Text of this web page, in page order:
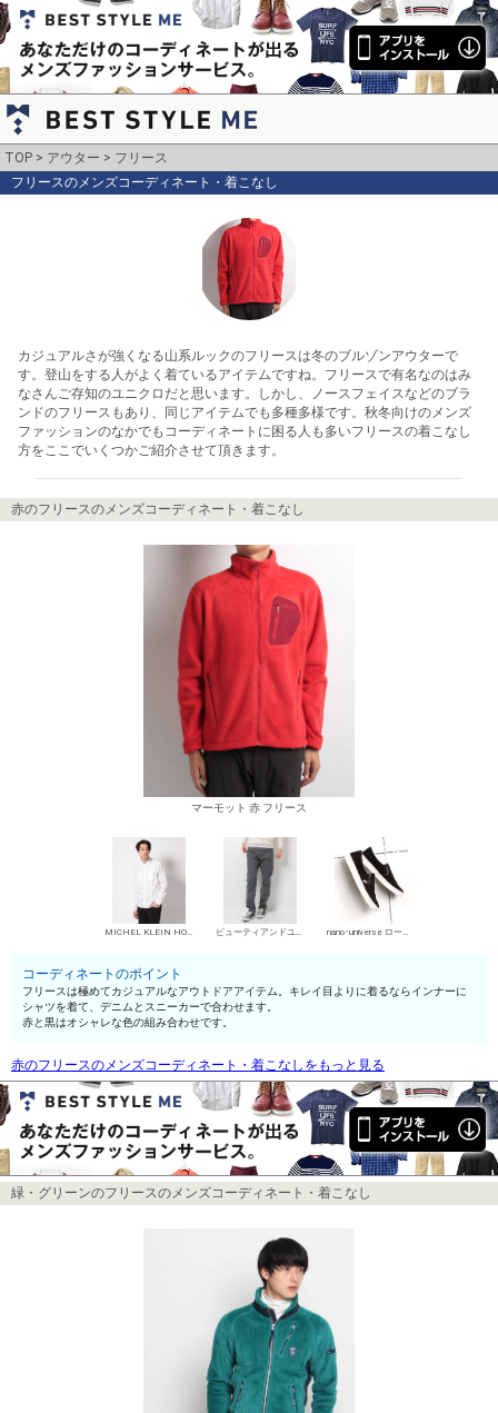
TOP アウター
フリース
フリースのメンズコーディネート・着こなし
カジュアルさが強くなる山系ルックのフリースは冬のブルゾンアウターで
す。登山をする人がよく着ているアイテムですね。フリースで有名なのはみ
なさんご存知のユニクロだと思います。しかし、ノースフェイスなどのブラ
ンドのフリースもあり、同じアイテムでも多種多様です。秋冬向けのメンズ
ファッションのなかでもコーディネートに困る人も多いフリースの着こなし
方をここでいくつかご紹介させて頂きます。
赤のフリースのメンズコーディネート・着こなし
マーモット 赤 フリース
MICHEL KLEIN HOMME シャツ ビューティアンドユース ユナイテッドアローズ デニムパンツ・ジーンズ nano･universe ローカットスニーカー
コーディネートのポイント
フリースは極めてカジュアルなアウトドアアイテム。キレイ目よりに着るならインナーに
シャツを着て、デニムとスニーカーで合わせます。
赤と黒はオシャレな色の組み合わせです。
赤のフリースのメンズコーディネート・着こなしをもっと見る
緑・グリーンのフリースのメンズコーディネート・着こなし